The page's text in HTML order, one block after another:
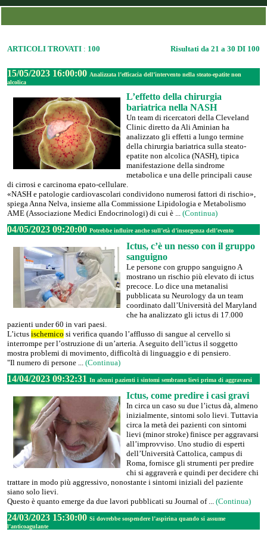
ARTICOLI TROVATI : 100 Risultati da 21 a 30 DI 100
15/05/2023 16:00:00 Analizzata l’efficacia dell’intervento nella steato-epatite non
alcolica
L’effetto della chirurgia
bariatrica nella NASH
Un team di ricercatori della Cleveland
Clinic diretto da Ali Aminian ha
analizzato gli effetti a lungo termine
della chirurgia bariatrica sulla steato-
epatite non alcolica (NASH), tipica
manifestazione della sindrome
metabolica e una delle principali cause
di cirrosi e carcinoma epato-cellulare.
«NASH e patologie cardiovascolari condividono numerosi fattori di rischio»,
spiega Anna Nelva, insieme alla Commissione Lipidologia e Metabolismo
AME (Associazione Medici Endocrinologi) di cui è ... (Continua)
04/05/2023 09:20:00 Potrebbe influire anche sull’età d’insorgenza dell’evento
Ictus, c’è un nesso con il gruppo
sanguigno
Le persone con gruppo sanguigno A
mostrano un rischio più elevato di ictus
precoce. Lo dice una metanalisi
pubblicata su Neurology da un team
coordinato dall’Università del Maryland
che ha analizzato gli ictus di 17.000
pazienti under 60 in vari paesi.
L’ictus ischemico si verifica quando l’afflusso di sangue al cervello si
interrompe per l’ostruzione di un’arteria. A seguito dell’ictus il soggetto
mostra problemi di movimento, difficoltà di linguaggio e di pensiero.
"Il numero di persone ... (Continua)
14/04/2023 09:32:31 In alcuni pazienti i sintomi sembrano lievi prima di aggravarsi
Ictus, come predire i casi gravi
In circa un caso su due l’ictus dà, almeno
inizialmente, sintomi solo lievi. Tuttavia
circa la metà dei pazienti con sintomi
lievi (minor stroke) finisce per aggravarsi
all’improvviso. Uno studio di esperti
dell’Università Cattolica, campus di
Roma, fornisce gli strumenti per predire
chi si aggraverà e quindi per decidere chi
trattare in modo più aggressivo, nonostante i sintomi iniziali del paziente
siano solo lievi.
Questo è quanto emerge da due lavori pubblicati su Journal of ... (Continua)
24/03/2023 15:30:00 Si dovrebbe sospendere l’aspirina quando si assume
l’anticoagulante